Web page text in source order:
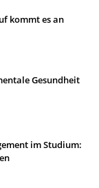
kommt es an
Gesundheit
im Studium: